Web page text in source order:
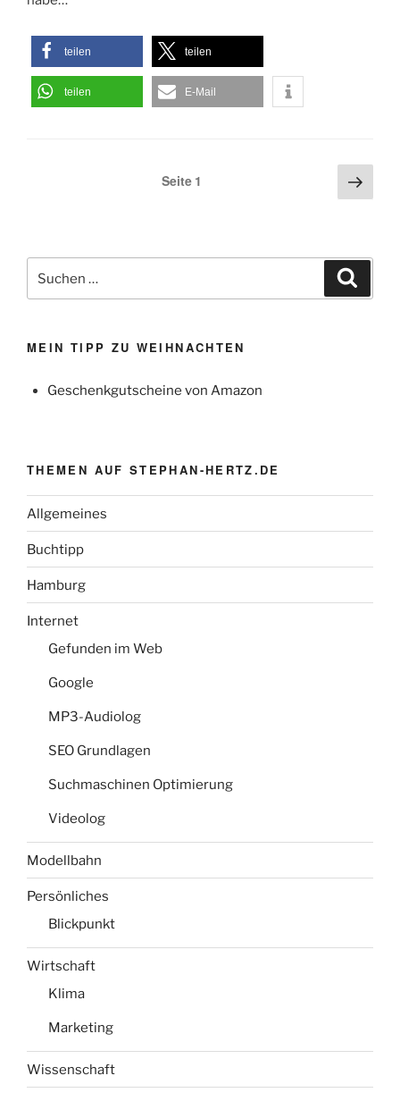
teilen teilen
teilen E-Mail
Seitennummerierung
Seite 1
Seite
nach:
MEIN TIPP ZU WEIHNACHTEN
Geschenkgutscheine von Amazon
THEMEN AUF STEPHAN-HERTZ.DE
Allgemeines
Buchtipp
Hamburg
Internet
Gefunden im Web
Google
MP3-Audiolog
SEO Grundlagen
Suchmaschinen Optimierung
Videolog
Modellbahn
Persönliches
Blickpunkt
Wirtschaft
Klima
Marketing
Wissenschaft